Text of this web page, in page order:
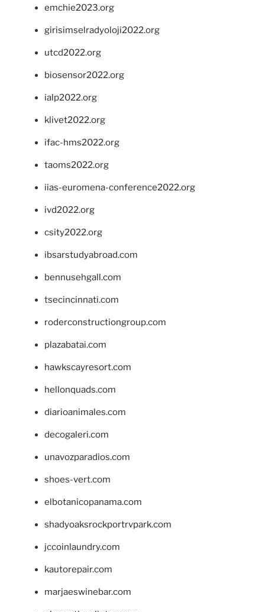
emchie2023.org
girisimselradyoloji2022.org
utcd2022.org
biosensor2022.org
ialp2022.org
klivet2022.org
ifac-hms2022.org
taoms2022.org
iias-euromena-conference2022.org
ivd2022.org
csity2022.org
ibsarstudyabroad.com
bennusehgall.com
tsecincinnati.com
roderconstructiongroup.com
plazabatai.com
hawkscayresort.com
hellonquads.com
diarioanimales.com
decogaleri.com
unavozparadios.com
shoes-vert.com
elbotanicopanama.com
shadyoaksrockportrvpark.com
jccoinlaundry.com
kautorepair.com
marjaeswinebar.com